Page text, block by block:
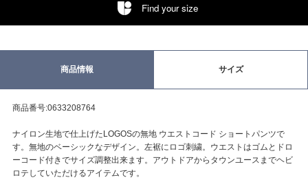
Find your size
商品情報 サイズ
商品番号:0633208764
ナイロン生地で仕上げたLOGOSの無地 ウエストコード ショートパンツで
す。無地のベーシックなデザイン。左裾にロゴ刺繍。ウエストはゴムとドロ
ーコード付きでサイズ調整出来ます。アウトドアからタウンユースまでヘビ
ロテしていただけるアイテムです。